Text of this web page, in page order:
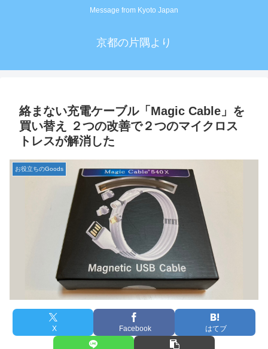
Message from Kyoto Japan
京都の片隅より
絡まない充電ケーブル「Magic Cable」を
買い替え ２つの改善で２つのマイクロス
トレスが解消した
お役立ちのGoods
X Facebook はてブ